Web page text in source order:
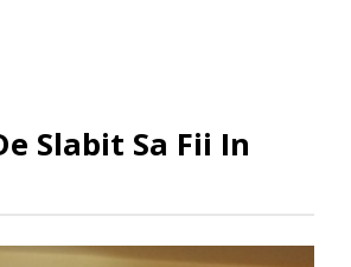
Slabit Sa Fii In